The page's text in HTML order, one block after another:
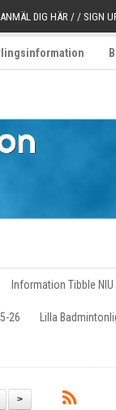
DIG HÄR / / SIGN
Information Tibble NIU
26 Lilla
>